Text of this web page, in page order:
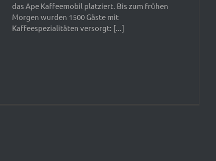
das Ape Kaffeemobil platziert. Bis zum frühen
Morgen wurden 1500 Gäste mit
Kaffeespezialitäten versorgt: [...]